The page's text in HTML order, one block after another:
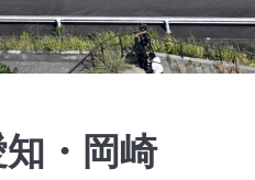
・岡崎